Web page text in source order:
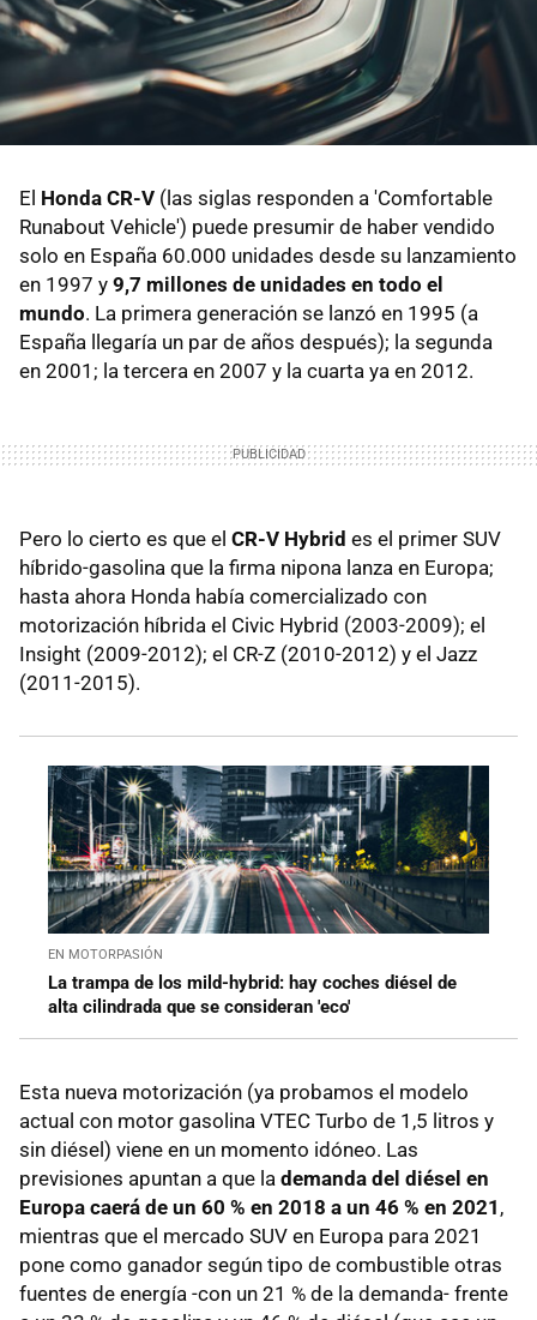
El Honda CR-V (las siglas responden a 'Comfortable
Runabout Vehicle') puede presumir de haber vendido
solo en España 60.000 unidades desde su lanzamiento
en 1997 y 9,7 millones de unidades en todo el
mundo. La primera generación se lanzó en 1995 (a
España llegaría un par de años después); la segunda
en 2001; la tercera en 2007 y la cuarta ya en 2012.
Pero lo cierto es que el CR-V Hybrid es el primer SUV
híbrido-gasolina que la firma nipona lanza en Europa;
hasta ahora Honda había comercializado con
motorización híbrida el Civic Hybrid (2003-2009); el
Insight (2009-2012); el CR-Z (2010-2012) y el Jazz
(2011-2015).
EN MOTORPASIÓN
La trampa de los mild-hybrid: hay coches diésel de
alta cilindrada que se consideran 'eco'
Esta nueva motorización (ya probamos el modelo
actual con motor gasolina VTEC Turbo de 1,5 litros y
sin diésel) viene en un momento idóneo. Las
previsiones apuntan a que la demanda del diésel en
Europa caerá de un 60 % en 2018 a un 46 % en 2021 ,
mientras que el mercado SUV en Europa para 2021
pone como ganador según tipo de combustible otras
fuentes de energía -con un 21 % de la demanda- frente